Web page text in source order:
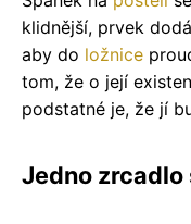
klidnější, prvek
aby do ložnice
tom, že o její
podstatné je, že jí
Jedno zrcadlo